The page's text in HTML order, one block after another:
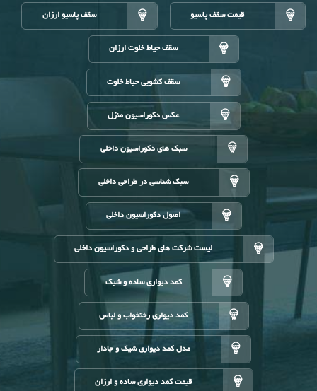
قیمت سقف پاسیو سقف پاسیو ارزان
سقف حیاط خلوت ارزان
سقف کشویی حیاط خلوت
عکس دکوراسیون منزل
سبک های دکوراسیون داخلی
سبک شناسی در طراحی داخلی
اصول دکوراسیون داخلی
لیست شرکت های طراحی و دکوراسیون داخلی
کمد دیواری ساده و شیک
کمد دیواری رختخواب و لباس
مدل کمد دیواری شیک و جادار
قیمت کمد دیواری ساده و ارزان